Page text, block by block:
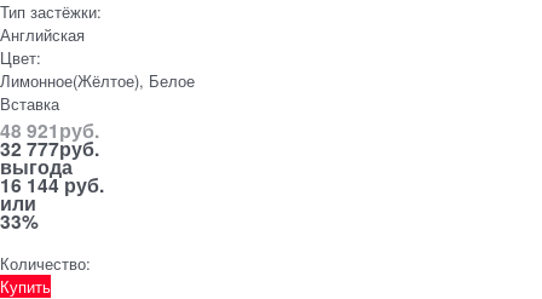
Тип застёжки:
Английская
Цвет:
Лимонное(Жёлтое), Белое
Вставка
48 921руб.
32 777руб.
выгода
16 144 руб.
или
33%
Количество:
Купить